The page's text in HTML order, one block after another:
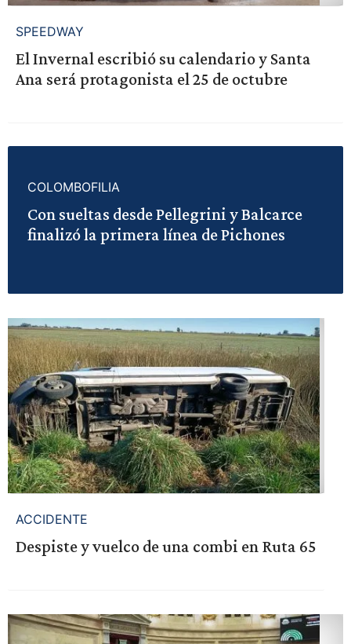
SPEEDWAY
El Invernal escribió su calendario y Santa
Ana será protagonista el 25 de octubre
COLOMBOFILIA
Con sueltas desde Pellegrini y Balcarce
finalizó la primera línea de Pichones
ACCIDENTE
Despiste y vuelco de una combi en Ruta 65